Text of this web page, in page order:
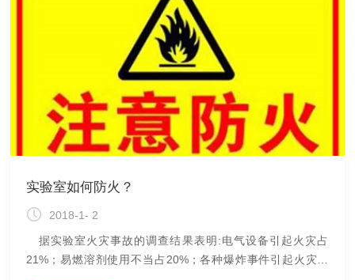
次，在80～100℃烘箱内烤干备用。 2、使用过的玻璃仪器的
清洗（1）一般玻璃仪器：如试管、烧杯、锥形瓶等（包括量
实验室如何防火？
2018-1- 2
据实验室火灾事故的调查结果表明:电气设备引起火灾占
21%；易燃溶剂使用不当占20%；各种爆炸事件引起火灾占